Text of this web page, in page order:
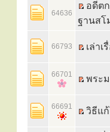
64636
อดีต
ฐานสโ
66793 เล่า
66701 พระ
66691 วิธีแ